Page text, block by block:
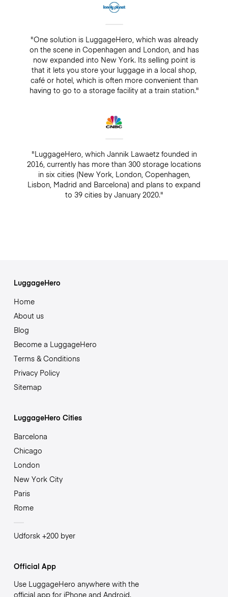
"One solution is LuggageHero, which was already
on the scene in Copenhagen and London, and has
now expanded into New York. Its selling point is
that it lets you store your luggage in a local shop,
café or hotel, which is often more convenient than
having to go to a storage facility at a train station."
"LuggageHero, which Jannik Lawaetz founded in
2016, currently has more than 300 storage locations
in six cities (New York, London, Copenhagen,
Lisbon, Madrid and Barcelona) and plans to expand
to 39 cities by January 2020."
LuggageHero
Home
About us
Blog
Become a LuggageHero
Terms & Conditions
Privacy Policy
Sitemap
LuggageHero Cities
Barcelona
Chicago
London
New York City
Paris
Rome
Udforsk +200 byer
Official App
Use LuggageHero anywhere with the
official app for iPhone and Android.